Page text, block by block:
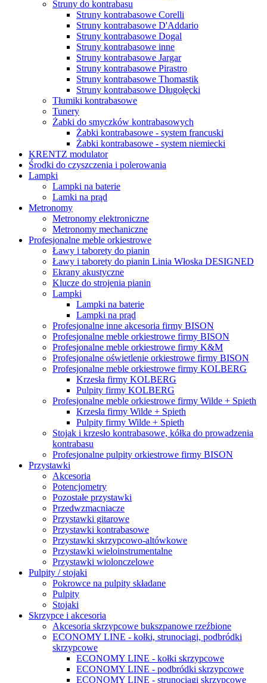
Struny do kontrabasu
Struny kontrabasowe Corelli
Struny kontrabasowe D'Addario
Struny kontrabasowe Dogal
Struny kontrabasowe inne
Struny kontrabasowe Jargar
Struny kontrabasowe Pirastro
Struny kontrabasowe Thomastik
Struny kontrabasowe Długołęcki
Tłumiki kontrabasowe
Tunery
Żabki do smyczków kontrabasowych
Żabki kontrabasowe - system francuski
Żabki kontrabasowe - system niemiecki
KRENTZ modulator
Środki do czyszczenia i polerowania
Lampki
Lampki na baterie
Lamki na prąd
Metronomy
Metronomy elektroniczne
Metronomy mechaniczne
Profesjonalne meble orkiestrowe
Ławy i taborety do pianin
Ławy i taborety do pianin Linia Włoska DESIGNED
Ekrany akustyczne
Klucze do strojenia pianin
Lampki
Lampki na baterie
Lampki na prąd
Profesjonalne inne akcesoria firmy BISON
Profesjonalne meble orkiestrowe firmy BISON
Profesjonalne meble orkiestrowe firmy K&M
Profesjonalne oświetlenie orkiestrowe firmy BISON
Profesjonalne meble orkiestrowe firmy KOLBERG
Krzesła firmy KOLBERG
Pulpity firmy KOLBERG
Profesjonalne meble orkiestrowe firmy Wilde + Spieth
Krzesła firmy Wilde + Spieth
Pulpity firmy Wilde + Spieth
Stojak i krzesło kontrabasowe, kółka do prowadzenia
kontrabasu
Profesjonalne pulpity orkiestrowe firmy BISON
Przystawki
Akcesoria
Potencjometry
Pozostałe przystawki
Przedwzmacniacze
Przystawki gitarowe
Przystawki kontrabasowe
Przystawki skrzypcowo-altówkowe
Przystawki wieloinstrumentalne
Przystawki wiolonczelowe
Pulpity / stojaki
Pokrowce na pulpity składane
Pulpity
Stojaki
Skrzypce i akcesoria
Akcesoria skrzypcowe bukszpanowe rzeźbione
ECONOMY LINE - kołki, strunociągi, podbródki
skrzypcowe
ECONOMY LINE - kołki skrzypcowe
ECONOMY LINE - podbródki skrzypcowe
ECONOMY LINE - strunociągi skrzypcowe